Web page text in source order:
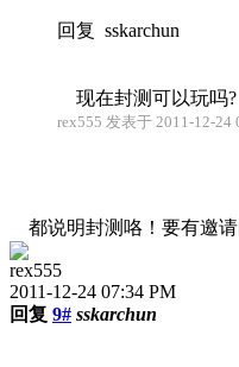
回复 sskarchun
现在封测可以玩吗?
rex555 发表于 2011-12-24
都说明封测咯！要有邀请
rex555
2011-12-24 07:34 PM
回复 9# sskarchun